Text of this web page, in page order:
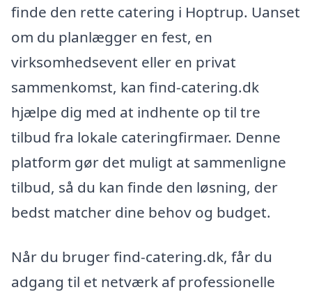
finde den rette catering i Hoptrup. Uanset
om du planlægger en fest, en
virksomhedsevent eller en privat
sammenkomst, kan find-catering.dk
hjælpe dig med at indhente op til tre
tilbud fra lokale cateringfirmaer. Denne
platform gør det muligt at sammenligne
tilbud, så du kan finde den løsning, der
bedst matcher dine behov og budget.
Når du bruger find-catering.dk, får du
adgang til et netværk af professionelle